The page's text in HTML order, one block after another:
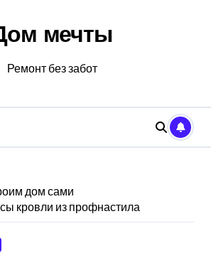
мечты
Ремонт без забот
дом сами
кровли из профнастила